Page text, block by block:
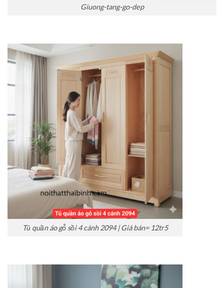
Giuong-tang-go-dep
Tủ quần áo gỗ sồi 4 cánh 2094 | Giá bán= 12tr5